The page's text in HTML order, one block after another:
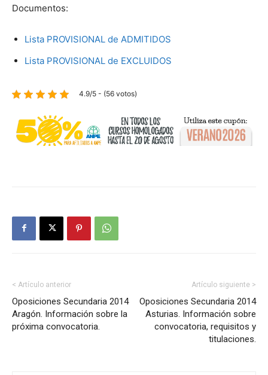
Documentos:
Lista PROVISIONAL de ADMITIDOS
Lista PROVISIONAL de EXCLUIDOS
4.9/5 - (56 votos)
< Artículo anterior
Oposiciones Secundaria 2014
Aragón. Información sobre la
próxima convocatoria.
Artículo siguiente >
Oposiciones Secundaria 2014
Asturias. Información sobre
convocatoria, requisitos y
titulaciones.